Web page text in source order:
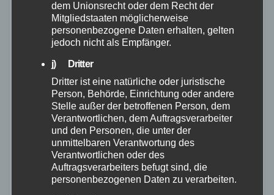
FAKE-Urin bei Drogenkontrolle
29. DEZ. 2022
Am Mittwochabend kontrollierten Polizeibeamte in
der Hönninger Straße in Hausen (Wied) einen 34 -
jährigen PKW Fahrer. Hierbei stellten die Beamten
dem Unionsrecht oder dem Recht der
Mitgliedstaaten möglicherweise
personenbezogene Daten erhalten, gelten
jedoch nicht als Empfänger.
j) Dritter
Dritter ist eine natürliche oder juristische
Person, Behörde, Einrichtung oder andere
Stelle außer der betroffenen Person, dem
Verantwortlichen, dem Auftragsverarbeiter
und den Personen, die unter der
unmittelbaren Verantwortung des
Verantwortlichen oder des
Auftragsverarbeiters befugt sind, die
personenbezogenen Daten zu verarbeiten.